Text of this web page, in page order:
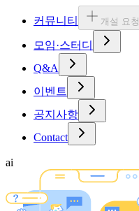
커뮤니티 개설 요청
모임·스터디
Q&A
이벤트
공지사항
Contact
ai